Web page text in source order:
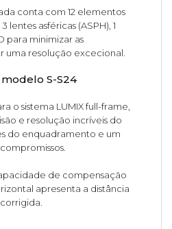
conta com 12 elementos
lentes asféricas (ASPH), 1
para minimizar as
uma resolução excecional.
S-S24
o sistema LUMIX full-frame,
e resolução incríveis do
do enquadramento e um
de compensação
apresenta a distância